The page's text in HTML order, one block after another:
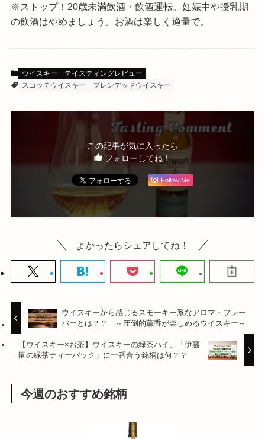
※ストップ！20歳未満飲酒・飲酒運転。 妊娠中や授乳期
の飲酒はやめましょう。お酒は楽しく適量で。
ウイスキー
テイスティングレビュー
スコッチウイスキー
ブレンデッドウイスキー
この記事が気に入ったら
フォローしてね！
Follow Me
よかったらシェアしてね！
ウイスキーから感じるスモーキー系なアロマ・フレー
バーとは？？ ～圧倒的薫香が楽しめるウイスキー～
【ウイスキー×お茶】ウイスキーの緑茶ハイ、「伊藤
園の緑茶ティーパック」に一番合う銘柄は何？？
今週のおすすめ銘柄